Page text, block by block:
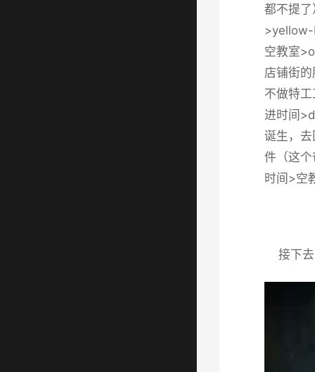
都不提
>yellow-
空教室
店铺街
不做特
进时间
诞生，
件（这
时间>空
接下去